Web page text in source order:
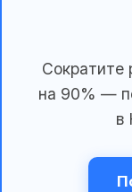
Сократите
на 90% —
в